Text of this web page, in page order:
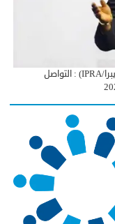
رسالة من رئيسة الجمعية الدولية للعلاقات العامة (إيبرا/IPRA) : التواصل